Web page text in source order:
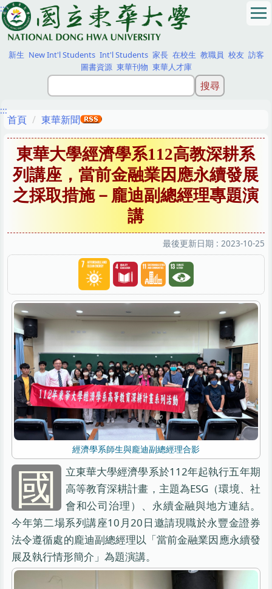
跳
到
主
要
內
:::
新生 New Int'l Students Int'l Students 家長 在校生 教職員 校友 訪客
圖書資源 東華刊物 東華人才庫
:::
首頁 東華新聞
東華大學經濟學系112高教深耕系
列講座，當前金融業因應永續發展
之採取措施－龐迪副總經理專題演
講
最後更新日期 : 2023-10-25
經濟學系師生與龐迪副總經理合影
國
立東華大學經濟學系於112年起執行五年期
高等教育深耕計畫，主題為ESG（環境、社
會和公司治理）、永續金融與地方連結。
今年第二場系列講座10月20日邀請現職於永豐金證券
法令遵循處的龐迪副總經理以「當前金融業因應永續發
展及執行情形簡介」為題演講。